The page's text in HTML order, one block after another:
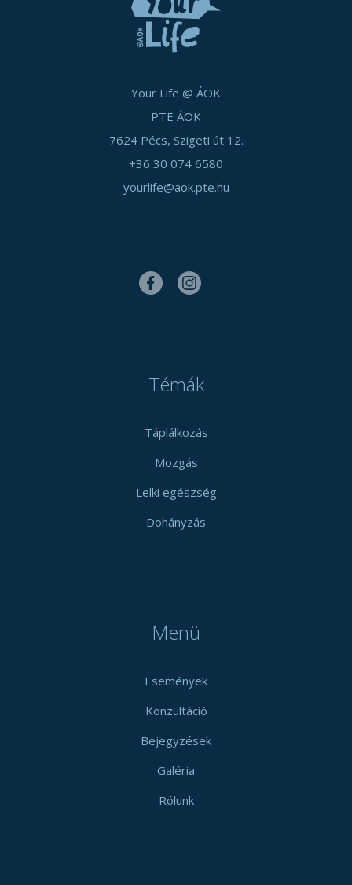
Your Life @ ÁOK
PTE ÁOK
7624 Pécs, Szigeti út 12.
+36 30 074 6580
yourlife@aok.pte.hu
Témák
Táplálkozás
Mozgás
Lelki egészség
Dohányzás
Menü
Események
Konzultáció
Bejegyzések
Galéria
Rólunk